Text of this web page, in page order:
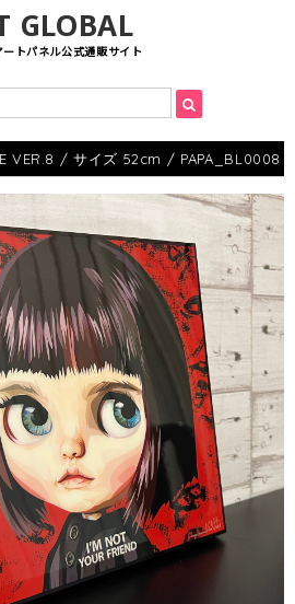
GLOBAL
ートパネル公式通販サイト
VER.8 / サイズ 52cm / PAPA_BL0008